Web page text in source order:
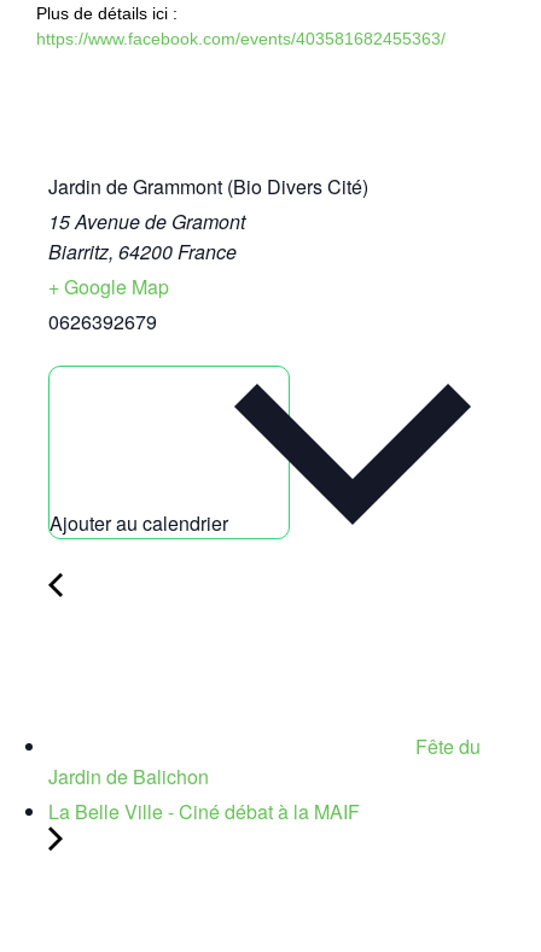
Plus de détails ici :
https://www.facebook.com/events/403581682455363/
Jardin de Grammont (Bio Divers Cité)
15 Avenue de Gramont
Biarritz, 64200France
+ Google Map
0626392679
Ajouter au calendrier
Fête du
Jardin de Balichon
La Belle Ville - Ciné débat à la MAIF